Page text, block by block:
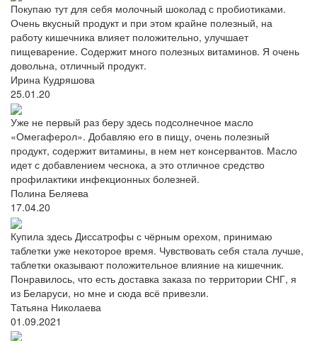
Покупаю тут для себя молочный шоколад с пробиотиками.
Очень вкусный продукт и при этом крайне полезный, на
работу кишечника влияет положительно, улучшает
пищеварение. Содержит много полезных витаминов. Я очень
довольна, отличный продукт.
Ирина Кудряшова
25.01.20
Уже не первый раз беру здесь подсолнечное масло
«Омегаферол». Добавляю его в пищу, очень полезный
продукт, содержит витамины, в нем нет консервантов. Масло
идет с добавлением чеснока, а это отличное средство
профилактики инфекционных болезней.
Полина Беляева
17.04.20
Купила здесь Диссатрофы с чёрным орехом, принимаю
таблетки уже некоторое время. Чувствовать себя стала лучше,
таблетки оказывают положительное влияние на кишечник.
Понравилось, что есть доставка заказа по территории СНГ, я
из Беларуси, но мне и сюда всё привезли.
Татьяна Николаева
01.09.2021